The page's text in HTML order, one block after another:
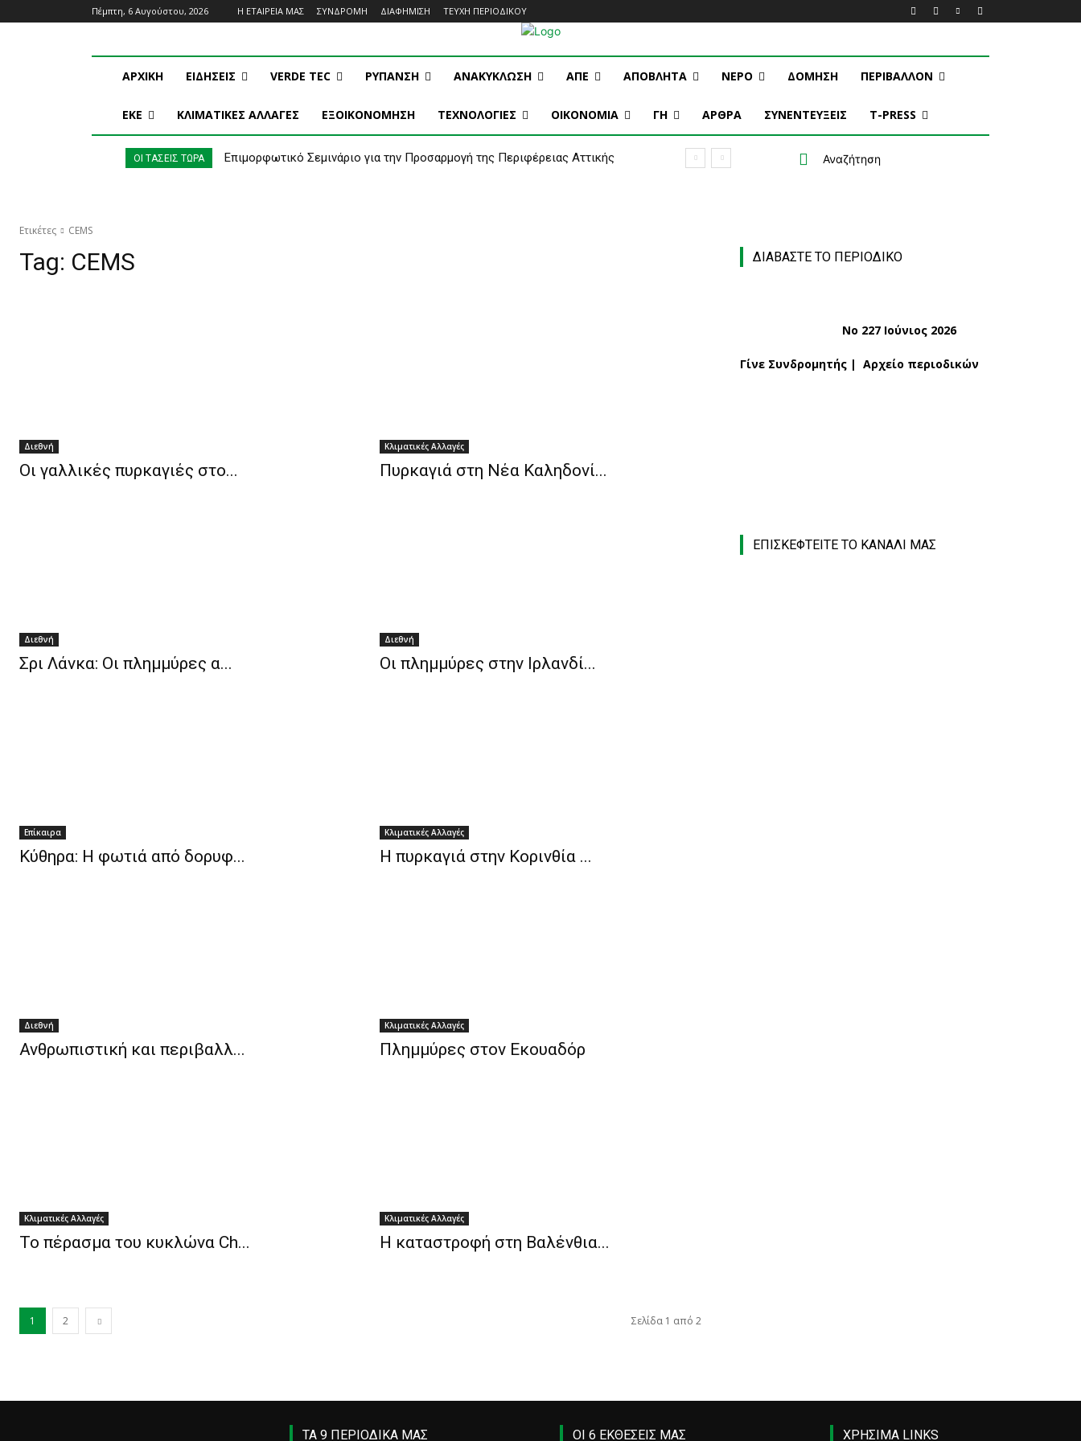
Πέμπτη, 6 Αυγούστου, 2026 Η ΕΤΑΙΡΕΙΑ ΜΑΣ ΣΥΝΔΡΟΜΗ ΔΙΑΦΗΜΙΣΗ ΤΕΥΧΗ ΠΕΡΙΟΔΙΚΟΥ
ΑΡΧΙΚΗ ΕΙΔΗΣΕΙΣ VERDE TEC ΡΥΠΑΝΣΗ ΑΝΑΚΥΚΛΩΣΗ ΑΠΕ ΑΠΟΒΛΗΤΑ ΝΕΡΟ ΔΟΜΗΣΗ ΠΕΡΙΒΑΛΛΟΝ
ΕΚΕ ΚΛΙΜΑΤΙΚΕΣ ΑΛΛΑΓΕΣ ΕΞΟΙΚΟΝΟΜΗΣΗ ΤΕΧΝΟΛΟΓΙΕΣ OIKONOMIA ΓΗ ΑΡΘΡΑ ΣΥΝΕΝΤΕΥΞΕΙΣ T-PRESS
ΟΙ ΤΑΣΕΙΣ ΤΩΡΑ
Επιμορφωτικό Σεμινάριο για την Προσαρμογή της Περιφέρειας Αττικής
Αναζήτηση
Ετικέτες CEMS
Tag: CEMS
Διεθνή
Οι γαλλικές πυρκαγιές στο...
Κλιματικές Αλλαγές
Πυρκαγιά στη Νέα Καληδονί...
Διεθνή
Σρι Λάνκα: Οι πλημμύρες α...
Διεθνή
Οι πλημμύρες στην Ιρλανδί...
Επίκαιρα
Κύθηρα: Η φωτιά από δορυφ...
Κλιματικές Αλλαγές
Η πυρκαγιά στην Κορινθία ...
Διεθνή
Ανθρωπιστική και περιβαλλ...
Κλιματικές Αλλαγές
Πλημμύρες στον Εκουαδόρ
Κλιματικές Αλλαγές
Το πέρασμα του κυκλώνα Ch...
Κλιματικές Αλλαγές
Η καταστροφή στη Βαλένθια...
1 2 Σελίδα 1 από 2
ΔΙΑΒΑΣΤΕ ΤΟ ΠΕΡΙΟΔΙΚΟ
Νο 227 Ιούνιος 2026
Γίνε Συνδρομητής | Αρχείο περιοδικών
ΕΠΙΣΚΕΦΤΕΙΤΕ ΤΟ ΚΑΝΑΛΙ ΜΑΣ
ΤΑ 9 ΠΕΡΙΟΔΙΚΑ ΜΑΣ ΟΙ 6 ΕΚΘΕΣΕΙΣ ΜΑΣ ΧΡΗΣΙΜΑ LINKS